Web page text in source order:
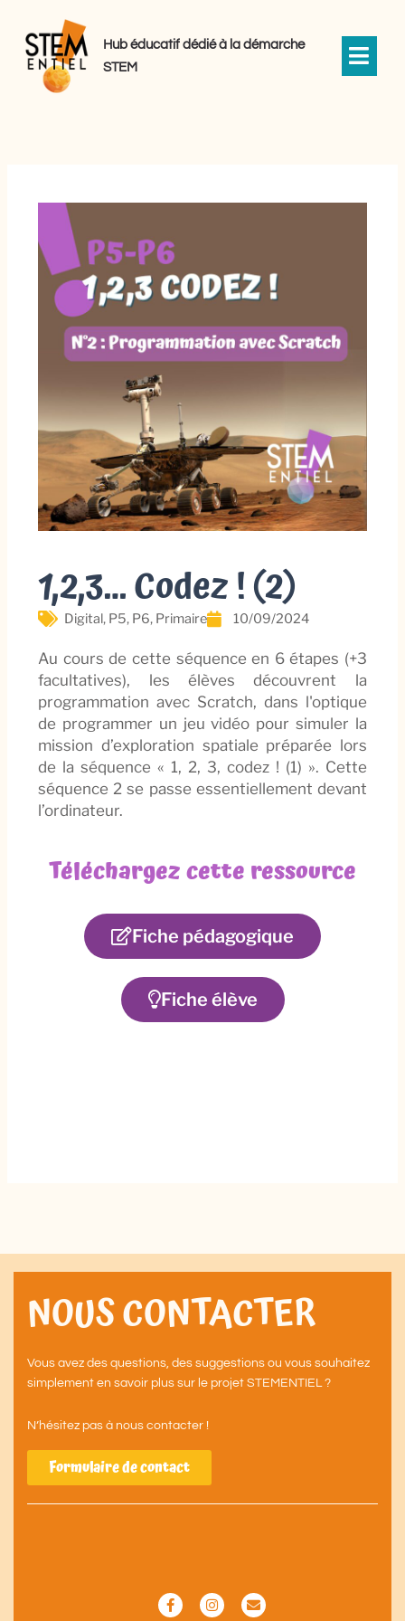
contenu
Hub éducatif dédié à la démarche
STEM
1,2,3… Codez ! (2)
Digital, P5, P6, Primaire 10/09/2024
Au cours de cette séquence en 6 étapes (+3
facultatives), les élèves découvrent la
programmation avec Scratch, dans l'optique
de programmer un jeu vidéo pour simuler la
mission d’exploration spatiale préparée lors
de la séquence « 1, 2, 3, codez ! (1) ». Cette
séquence 2 se passe essentiellement devant
l’ordinateur.
Téléchargez cette ressource
Fiche pédagogique​
Fiche élève
NOUS CONTACTER
Vous avez des questions, des suggestions ou vous souhaitez
simplement en savoir plus sur le projet STEMENTIEL ?
N’hésitez pas à nous contacter !
Formulaire de contact
F
a
I
n
E
n